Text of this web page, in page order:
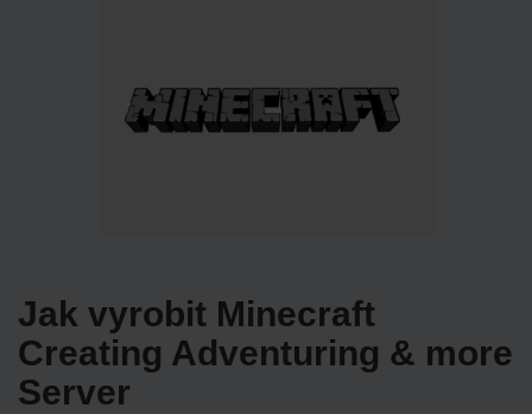
Jak vyrobit Minecraft
Creating Adventuring & more
Server